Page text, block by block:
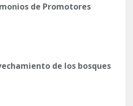
de Promotores
de los bosques